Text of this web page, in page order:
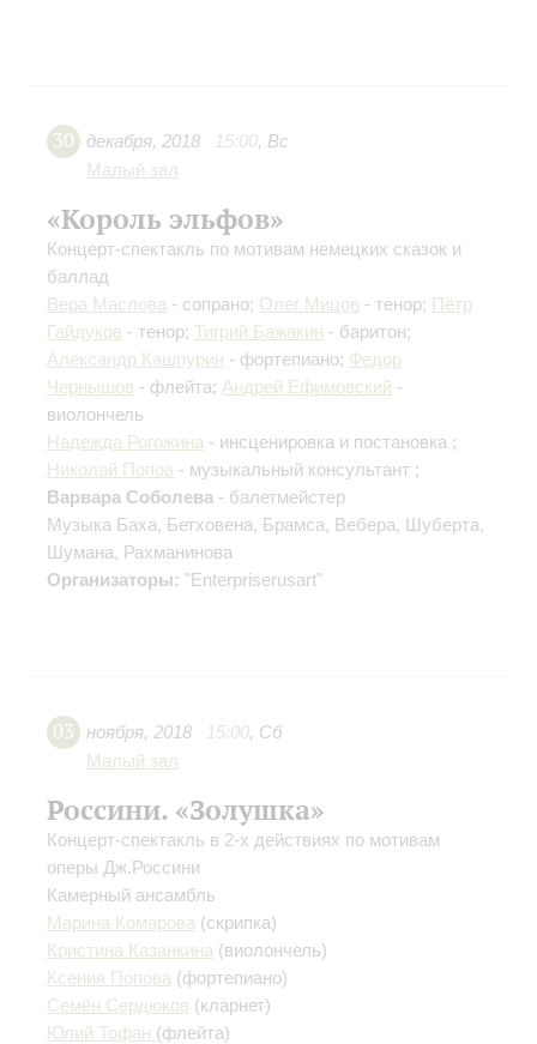
30 декабря, 2018 15:00, Вс
Малый зал
«Король эльфов»
Концерт-спектакль по мотивам немецких сказок и
баллад
Вера Маслова - сопрано; Олег Мицов - тенор; Пётр
Гайдуков - тенор; Тигрий Бажакин - баритон;
Александр Кашпурин - фортепиано; Федор
Чернышов - флейта; Андрей Ефимовский -
виолончель
Надежда Рогожина - инсценировка и постановка ;
Николай Попов - музыкальный консультант ;
Варвара Соболева - балетмейстер
Музыка Баха, Бетховена, Брамса, Вебера, Шуберта,
Шумана, Рахманинова
Организаторы: "Enterpriserusart"
03 ноября, 2018 15:00, Сб
Малый зал
Россини. «Золушка»
Концерт-спектакль в 2-х действиях по мотивам
оперы Дж.Россини
Камерный ансамбль
Марина Комарова (скрипка)
Кристина Казанкина (виолончель)
Ксения Попова (фортепиано)
Семён Сердюков (кларнет)
Юлий Тофан (флейта)